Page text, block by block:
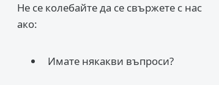
Не се колебайте да се свържете с нас
ако:
Имате някакви въпроси?